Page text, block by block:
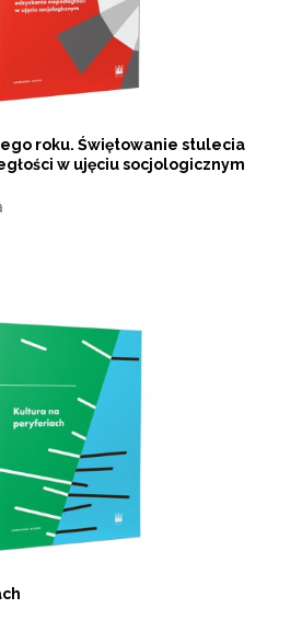
roku. Świętowanie stulecia
w ujęciu socjologicznym
oknie listę pozycji, których autorem